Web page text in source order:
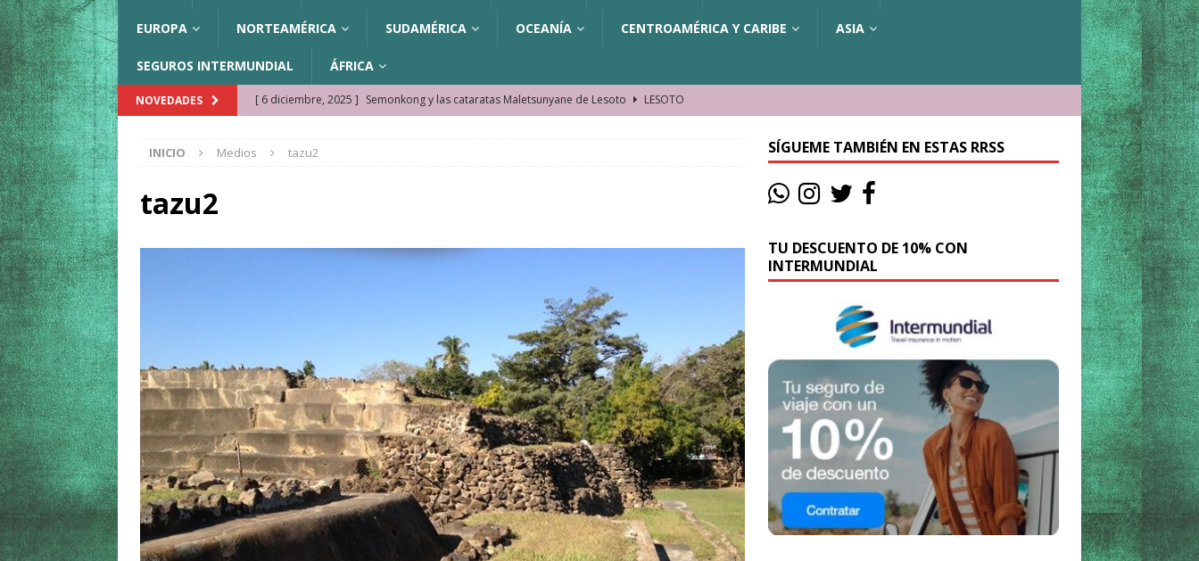
EUROPA NORTEAMÉRICA SUDAMÉRICA OCEANÍA CENTROAMÉRICA Y CARIBE ASIA
SEGUROS INTERMUNDIAL ÁFRICA
NOVEDADES [ 6 diciembre, 2025 ] Semonkong y las cataratas Maletsunyane de Lesoto
LESOTO
KAZAJISTÁN
[ 9 octubre, 2025 ] JAMAICA. La historia de la misteriosa avioneta de la playa
JAMAICA
Qué ver en Manama. La capital de Baréin
BARÉIN
Ela Nguema. El barrio más castizo de Malabo GUINEA ECUATORIAL
INICIO Medios tazu2
tazu2
SÍGUEME TAMBIÉN EN ESTAS RRSS
TU DESCUENTO DE 10% CON
INTERMUNDIAL